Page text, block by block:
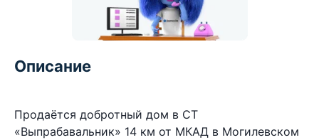
Описание
Продаётся добротный дом в СТ
«Выпрабавальник» 14 км от МКАД в Могилевском